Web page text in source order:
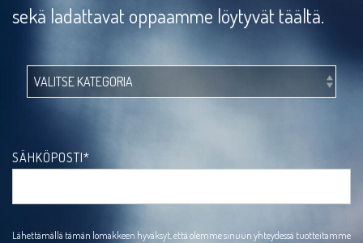
sekä ladattavat oppaamme löytyvät täältä.
SÄHKÖPOSTI*
Lähettämällä tämän lomakkeen hyväksyt, että olemme sinuun yhteydessä tuotteitamme